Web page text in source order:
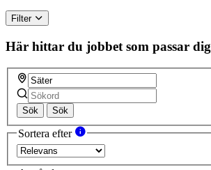
this
field
Filter
Här hittar du jobbet som passar dig
Sök Sök
Sortera efter